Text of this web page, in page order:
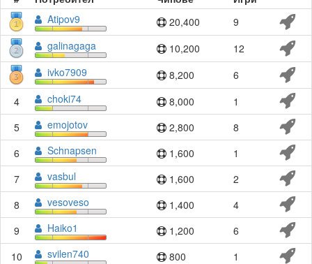
Atipov9
20,400
9
galinagaga
10,200
12
ivko7909
8,200
6
4
choki74 8,000
1
5
emojotov 2,800
8
6
Schnapsen 1,600
1
7
vasbul 1,600
2
8
vesoveso 1,400
4
9
Haiko1 1,200
6
10
svilen740 800 1